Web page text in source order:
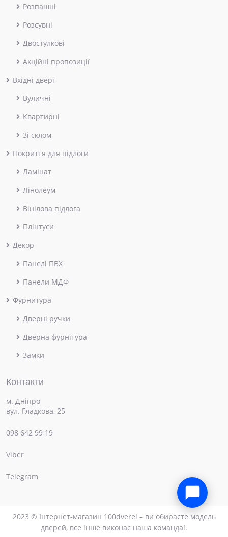
Розпашні
Розсувні
Двостулкові
Акційні пропозиції
Вхідні двері
Вуличні
Квартирні
Зі склом
Покриття для підлоги
Ламінат
Лінолеум
Вінілова підлога
Плінтуси
Декор
Панелі ПВХ
Панели МДФ
Фурнитура
Дверні ручки
Дверна фурнітура
Замки
Контакти
м. Дніпро
вул. Гладкова, 25
098 642 99 19
Viber
Telegram
2023 © Інтернет-магазин 100dverei – ви обираєте модель
дверей, все інше виконає наша команда!.